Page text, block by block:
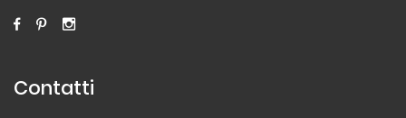
Contatti